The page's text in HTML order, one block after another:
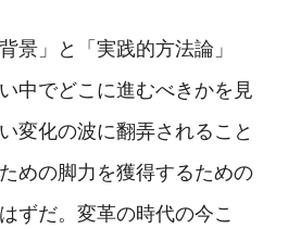
景」と「実践的方法論」
中でどこに進むべきかを見
変化の波に翻弄されること
めの脚力を獲得するための
ずだ。変革の時代の今こ